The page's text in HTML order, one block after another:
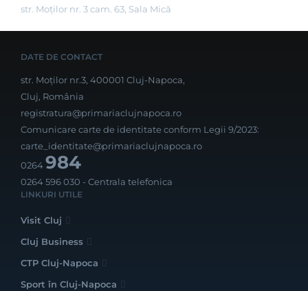
str. Moților nr. 3 cam. 63, Sala Mică
DATE DE CONTACT
str. Moților nr.3, 400001 Cluj-Napoca,
Cluj, România
registratura@primariaclujnapoca.ro
Comunicare carte de identitate conform Legii 9/2023:
carte_identitate@primariaclujnapoca.ro
0264984
0264 596 030 - Centrala telefonica
LINKURI UTILE
Visit Cluj
Cluj Business
CTP Cluj-Napoca
Sport în Cluj-Napoca